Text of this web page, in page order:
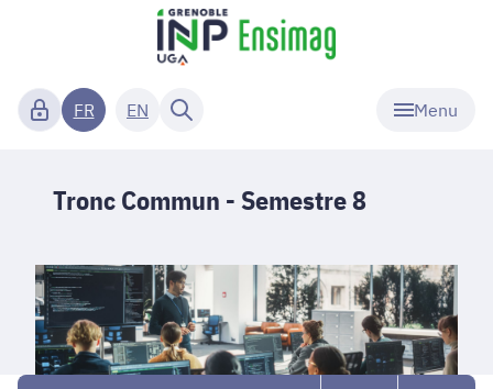
Menu
FR EN
Tronc Commun - Semestre 8